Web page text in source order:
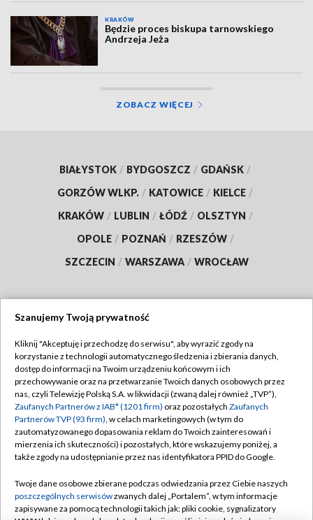
KRAKÓW
Będzie proces biskupa tarnowskiego
Andrzeja Jeża
ZOBACZ WIĘCEJ
BIAŁYSTOK / BYDGOSZCZ / GDAŃSK /
GORZÓW WLKP. / KATOWICE / KIELCE /
KRAKÓW / LUBLIN / ŁÓDŹ / OLSZTYN /
OPOLE / POZNAŃ / RZESZÓW /
SZCZECIN / WARSZAWA / WROCŁAW
TVP
Abonament TVP
Emisja w TVP
Centrum informacji TVP
Naziemna Telewizja Cyfrowa
Rada Programowa
System NOS
Regulamin TVP
Polityka prywatności
Moje zgody
Pomoc
Kontakt
Szanujemy Twoją prywatność
Kliknij "Akceptuję i przechodzę do serwisu", aby wyrazić zgody na
korzystanie z technologii automatycznego śledzenia i zbierania danych,
dostęp do informacji na Twoim urządzeniu końcowym i ich
przechowywanie oraz na przetwarzanie Twoich danych osobowych przez
nas, czyli Telewizję Polską S.A. w likwidacji (zwaną dalej również „TVP”),
Zaufanych Partnerów z IAB* (1201 firm) oraz pozostałych Zaufanych
Partnerów TVP (93 firm), w celach marketingowych (w tym do
zautomatyzowanego dopasowania reklam do Twoich zainteresowań i
mierzenia ich skuteczności) i pozostałych, które wskazujemy poniżej, a
także zgody na udostępnianie przez nas identyfikatora PPID do Google.
Twoje dane osobowe zbierane podczas odwiedzania przez Ciebie naszych
poszczególnych serwisówzwanych dalej „Portalem”, w tym informacje
zapisywane za pomocą technologii takich jak: pliki cookie, sygnalizatory